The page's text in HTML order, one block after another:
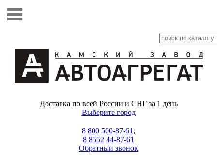
Доставка по всей России и СНГ за 1 день
Выберите город
8 800 500-87-61 ;
8 8552 44-87-61
Обратный звонок